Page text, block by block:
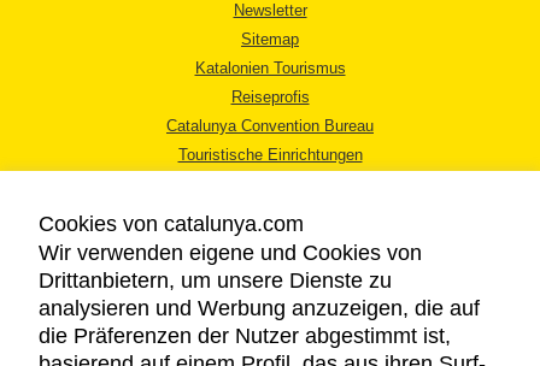
Newsletter
Sitemap
Katalonien Tourismus
Reiseprofis
Catalunya Convention Bureau
Touristische Einrichtungen
RECHTLICHER HINWEIS
Cookies von catalunya.com
Wir verwenden eigene und Cookies von
Drittanbietern, um unsere Dienste zu
analysieren und Werbung anzuzeigen, die auf
die Präferenzen der Nutzer abgestimmt ist,